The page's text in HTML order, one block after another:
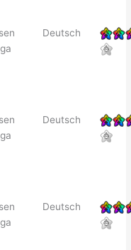
Deutsch
Deutsch
Deutsch